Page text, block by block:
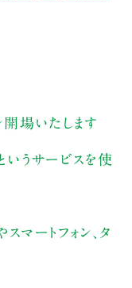
開場いたします
うサービスを使
マートフォン、タ